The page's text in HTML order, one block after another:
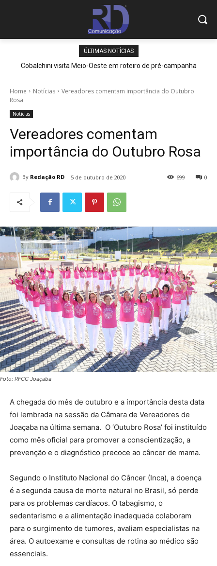
ÚLTIMAS NOTÍCIAS
Cobalchini visita Meio-Oeste em roteiro de pré-campanha
Home Notícias
Vereadores comentam importância do Outubro
Rosa
Notícias
Vereadores comentam
importância do Outubro Rosa
By Redação RD 5 de outubro de 2020 0
699
Foto: RFCC Joaçaba
A chegada do mês de outubro e a importância desta data
foi lembrada na sessão da Câmara de Vereadores de
Joaçaba na última semana. O ‘Outubro Rosa’ foi instituído
como mês oficial para promover a conscientização, a
prevenção e o diagnóstico precoce ao câncer de mama.
Segundo o Instituto Nacional do Câncer (Inca), a doença
é a segunda causa de morte natural no Brasil, só perde
para os problemas cardíacos. O tabagismo, o
sedentarismo e a alimentação inadequada colaboram
para o surgimento de tumores, avaliam especialistas na
área. O autoexame e consultas de rotina ao médico são
essenciais.